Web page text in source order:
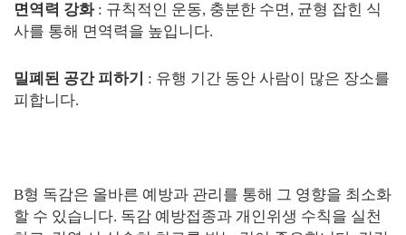
면역력 강화: 규칙적인 운동, 충분한 수면, 균형 잡힌 식
사를 통해 면역력을 높입니다.
밀폐된 공간 피하기
: 유행 기간 동안 사람이 많은 장소를
피합니다.
B형 독감은 올바른 예방과 관리를 통해 그 영향을 최소화
할 수 있습니다. 독감 예방접종과 개인위생 수칙을 실천